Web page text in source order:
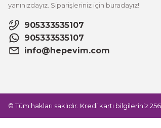
yanınızdayız. Siparişleriniz için buradayız!
905333535107
905333535107
info@hepevim.com
© Tüm hakları saklıdır. Kredi kartı bilgileriniz